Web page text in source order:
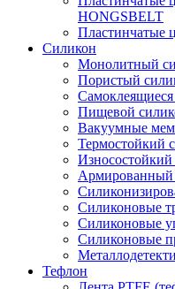
HONGSBELT
Пластинчатые
Силикон
Монолитный
Пористый
Пищевой
Вакуумные
Термостойкий
Износостойкий
Армированный
Силиконовые
Силиконовые
Силиконовые
Тефлон